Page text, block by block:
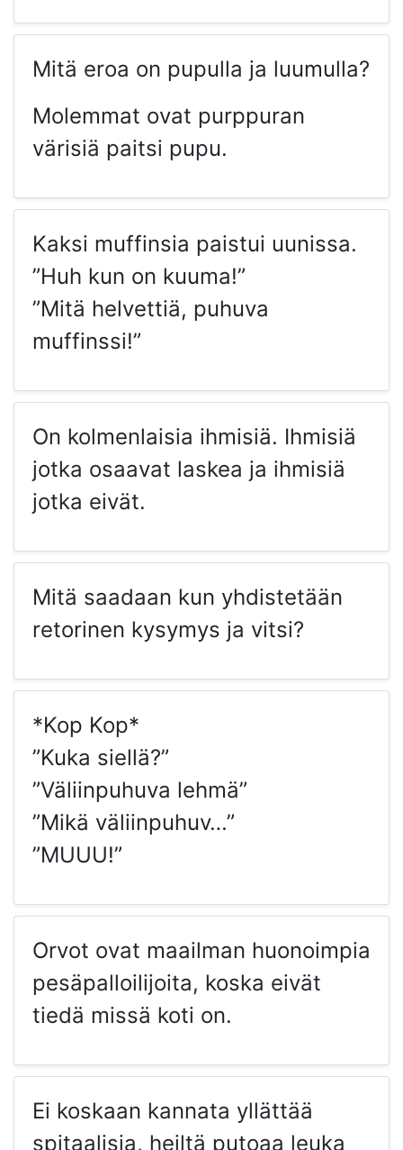
Mitä eroa on pupulla ja luumulla?
Molemmat ovat purppuran
värisiä paitsi pupu.
Kaksi muffinsia paistui uunissa.
”Huh kun on kuuma!”
”Mitä helvettiä, puhuva
muffinssi!”
On kolmenlaisia ihmisiä. Ihmisiä
jotka osaavat laskea ja ihmisiä
jotka eivät.
Mitä saadaan kun yhdistetään
retorinen kysymys ja vitsi?
*Kop Kop*
”Kuka siellä?”
”Väliinpuhuva lehmä”
”Mikä väliinpuhuv…”
”MUUU!”
Orvot ovat maailman huonoimpia
pesäpalloilijoita, koska eivät
tiedä missä koti on.
Ei koskaan kannata yllättää
spitaalisia, heiltä putoaa leuka